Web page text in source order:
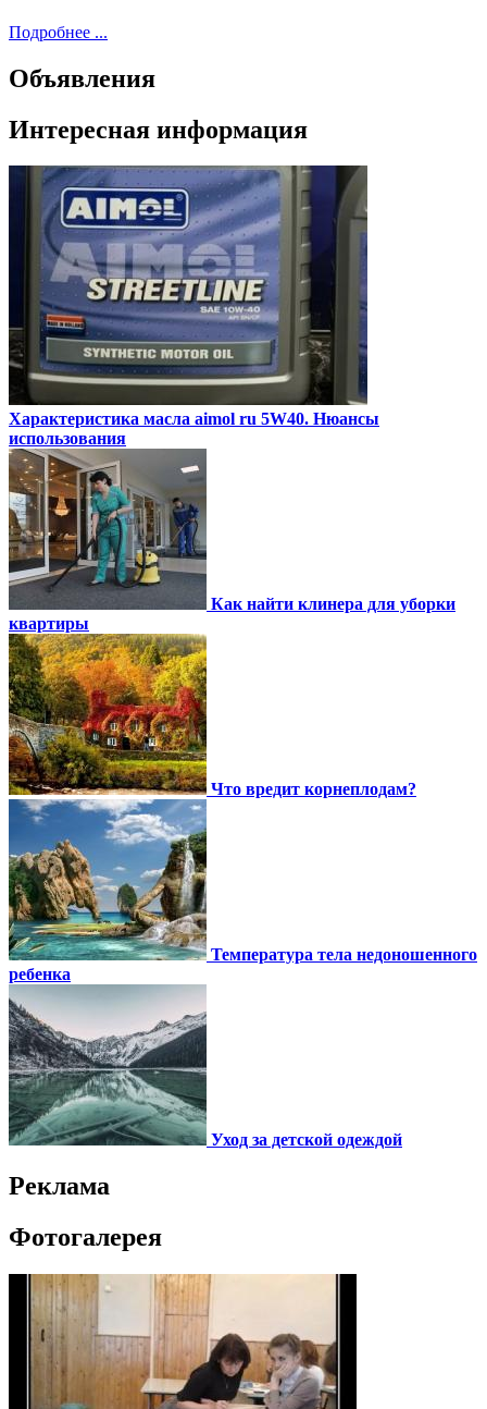
Подробнее ...
Объявления
Интересная информация
Характеристика масла aimol ru 5W40. Нюансы
использования
Как найти клинера для уборки
квартиры
Что вредит корнеплодам?
Температура тела недоношенного
ребенка
Уход за детской одеждой
Реклама
Фотогалерея